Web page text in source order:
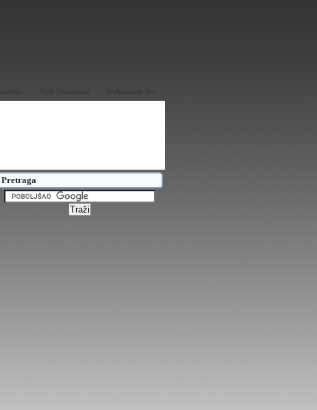
Pretraga